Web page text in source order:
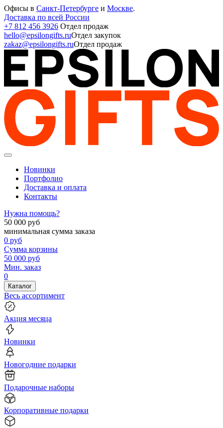
Офисы в Санкт-Петербурге и Москве.
Доставка по всей России
+7 812 456 3926 Отдел продаж
hello@epsilongifts.ruОтдел закупок
zakaz@epsilongifts.ruОтдел продаж
Новинки
Портфолио
Доставка и оплата
Контакты
Нужна помощь?
50 000 руб
минимальная сумма заказа
0 руб
Сумма корзины
50 000 руб
Мин. заказ
0
Каталог
Весь ассортимент
Акция месяца
Новинки
Новогодние подарки
Подарочные наборы
Корпоративные подарки